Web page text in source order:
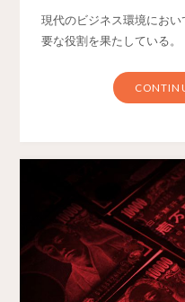
現代のビジネス環境にお
要な役割を果たしている。